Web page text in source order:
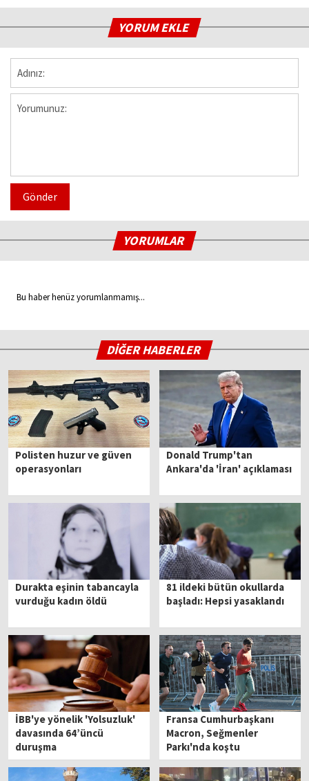
YORUM EKLE
Gönder
YORUMLAR
Bu haber henüz yorumlanmamış...
DİĞER HABERLER
Polisten huzur ve güven
operasyonları
Donald Trump'tan
Ankara'da 'İran' açıklaması
Durakta eşinin tabancayla
vurduğu kadın öldü
81 ildeki bütün okullarda
başladı: Hepsi yasaklandı
İBB'ye yönelik 'Yolsuzluk'
davasında 64’üncü
duruşma
Fransa Cumhurbaşkanı
Macron, Seğmenler
Parkı'nda koştu